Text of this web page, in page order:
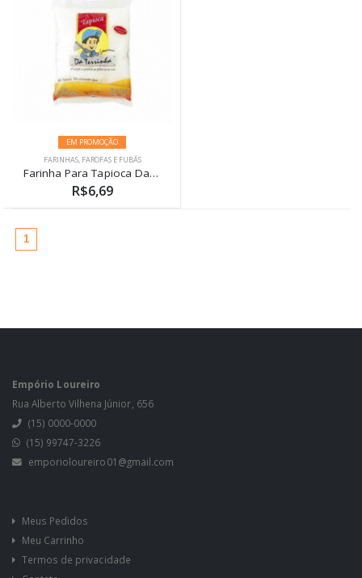
EM PROMOÇÃO
FARINHAS, FAROFAS E FUBÁS
Farinha Para Tapioca Da Terrinha
R$6,69
1
Empório Loureiro
Rua Alberto Vilhena Júnior, 656
(15) 0000-0000
(15) 99747-3226
emporioloureiro01@gmail.com
Meus Pedidos
Meu Carrinho
Termos de privacidade